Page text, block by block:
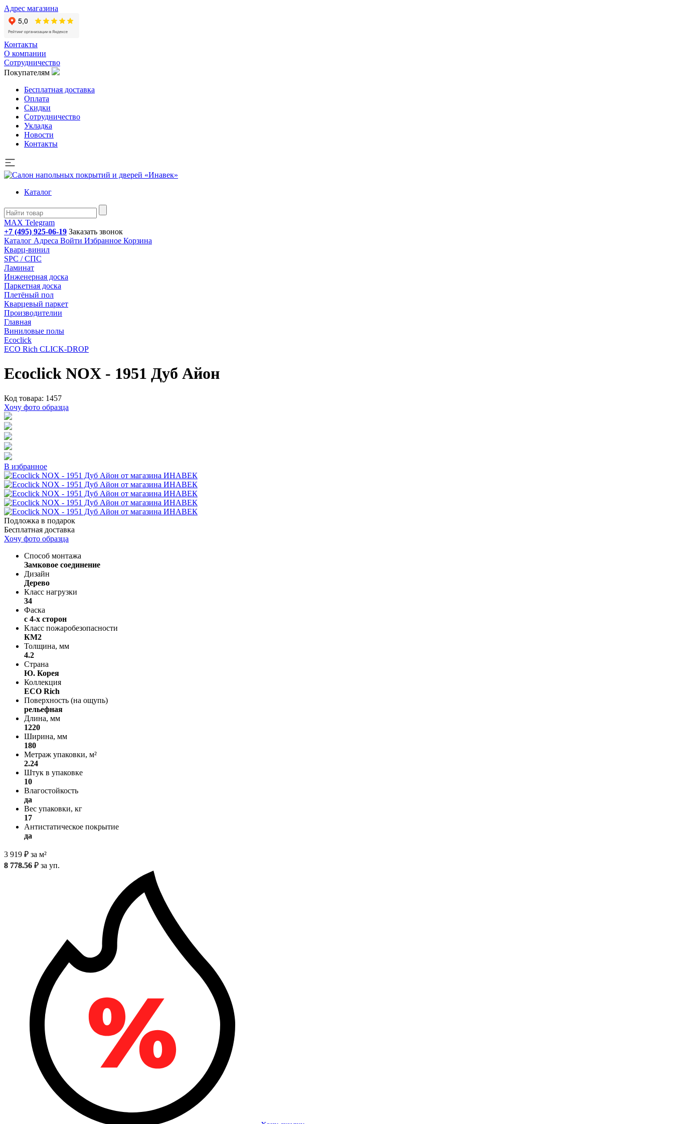
Адрес магазина
Контакты
О компании
Сотрудничество
Покупателям
Бесплатная доставка
Оплата
Скидки
Сотрудничество
Укладка
Новости
Контакты
Каталог
MAX Telegram
+7 (495) 925-06-19 Заказать звонок
Каталог Адреса Войти Избранное Корзина
Кварц-винил
SPC / СПС
Ламинат
Инженерная доска
Паркетная доска
Плетёный пол
Кварцевый паркет
Производителии
Главная
Виниловые полы
Ecoclick
ECO Rich CLICK-DROP
Ecoclick NOX - 1951 Дуб Айон
Код товара: 1457
Хочу фото образца
В избранное
Подложка в подарок
Бесплатная доставка
Хочу фото образца
Способ монтажа
Замковое соединение
Дизайн
Дерево
Класс нагрузки
34
Фаска
с 4-х сторон
Класс пожаробезопасности
КМ2
Толщина, мм
4.2
Страна
Ю. Корея
Коллекция
ECO Rich
Поверхность (на ощупь)
рельефная
Длина, мм
1220
Ширина, мм
180
Метраж упаковки, м²
2.24
Штук в упаковке
10
Влагостойкость
да
Вес упаковки, кг
17
Антистатическое покрытие
да
3 919 ₽ за м²
8 778.56 ₽ за уп.